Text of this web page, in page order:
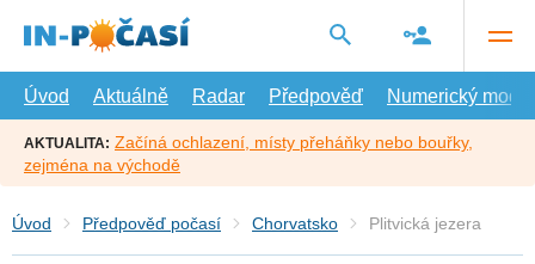
hlavní
Úvod
Aktuálně Radar Předpověď Numerický model
AKTUALITA: Začíná ochlazení, místy přeháňky nebo bouřky,
zejména na východě
Úvod Předpověď počasí Chorvatsko Plitvická jezera